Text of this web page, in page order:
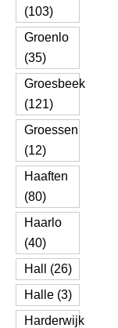
(103)
Groenlo
(35)
Groesbeek
(121)
Groessen
(12)
Haaften
(80)
Haarlo
(40)
Hall (26)
Halle (3)
Harderwijk